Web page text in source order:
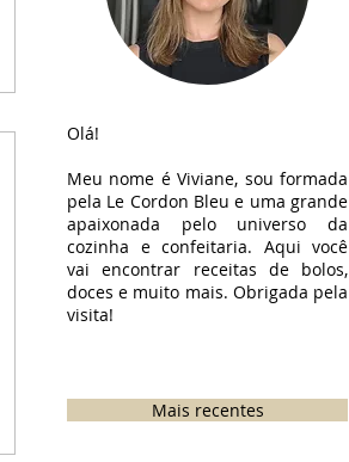
Olá!
Meu nome é Viviane, sou formada
pela Le Cordon Bleu e uma grande
apaixonada pelo universo da
cozinha e confeitaria. Aqui você
vai encontrar receitas de bolos,
doces e muito mais. Obrigada pela
visita!
Mais recentes